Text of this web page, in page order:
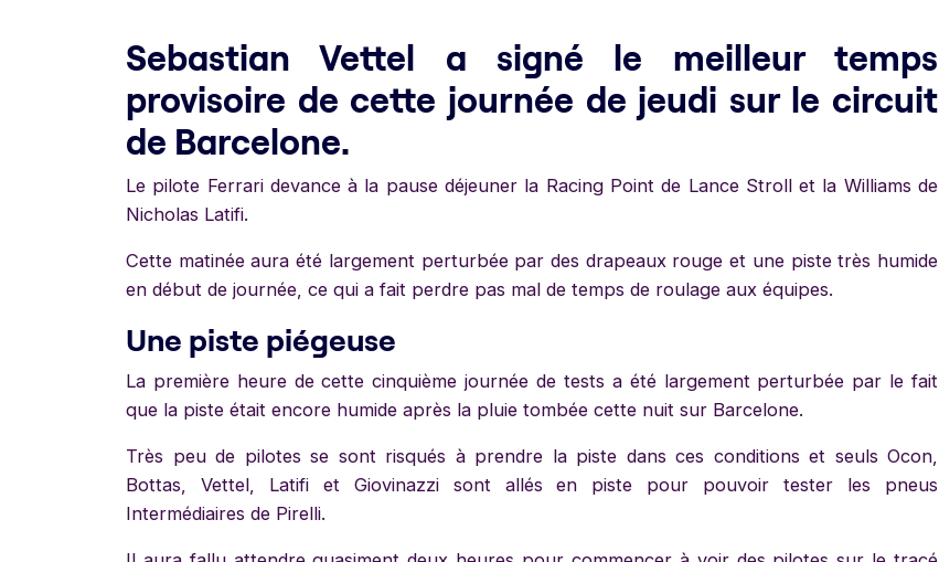
Sebastian Vettel a signé le meilleur temps
provisoire de cette journée de jeudi sur le circuit
de Barcelone.
Le pilote Ferrari devance à la pause déjeuner la Racing Point de Lance Stroll et la Williams de
Nicholas Latifi.
Cette matinée aura été largement perturbée par des drapeaux rouge et une piste très humide
en début de journée, ce qui a fait perdre pas mal de temps de roulage aux équipes.
Une piste piégeuse
La première heure de cette cinquième journée de tests a été largement perturbée par le fait
que la piste était encore humide après la pluie tombée cette nuit sur Barcelone.
Très peu de pilotes se sont risqués à prendre la piste dans ces conditions et seuls Ocon,
Bottas, Vettel, Latifi et Giovinazzi sont allés en piste pour pouvoir tester les pneus
Intermédiaires de Pirelli.